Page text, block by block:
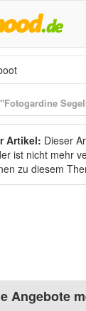
"Fotogardine
Artikel: Dieser
ist nicht mehr
zu diesem
Angebote